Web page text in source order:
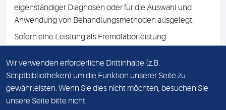
eigenständiger Diagnosen oder für die Auswahl und
Anwendung von Behandlungsmethoden ausgelegt.
Sofern eine Leistung als Fremdlaborleistung
Namen des Fremdlabors mit. Mit der Beauftragung der
Fremdlaborleistung erklären Sie sich mit dieser
Vereinbarung einverstanden.
Wir verwenden erforderliche Drittinhalte (z.B.
Scriptbibliotheken) um die Funktion unserer Seite zu
gewährleisten. Wenn Sie dies nicht möchten, besuchen Sie
unsere Seite bitte nicht.